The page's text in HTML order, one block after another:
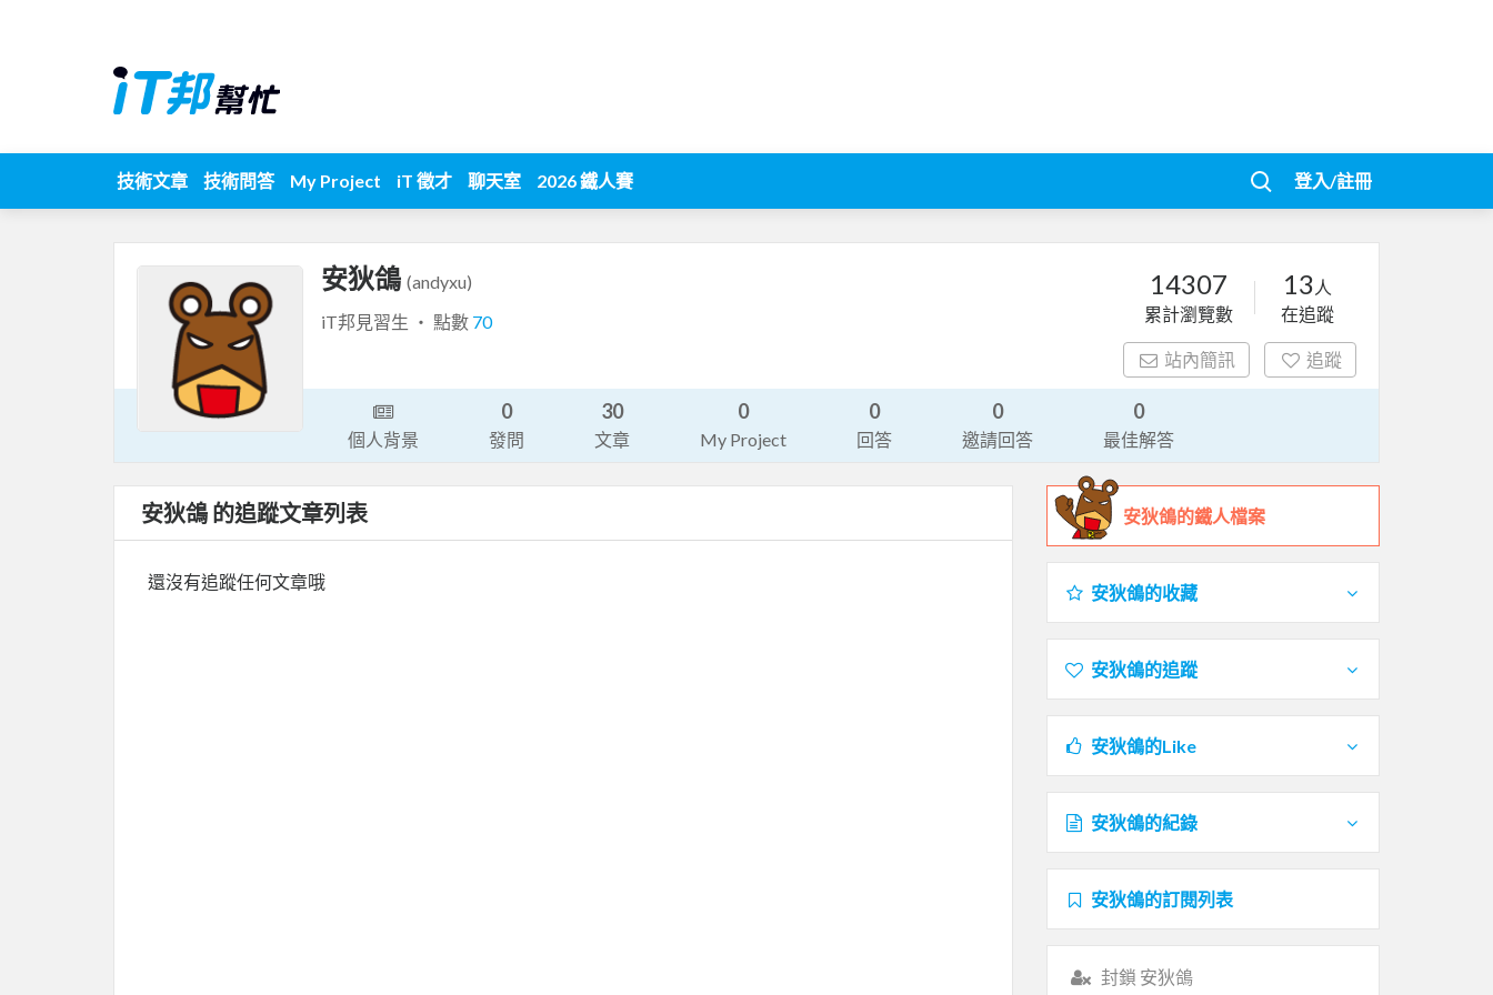
技術文章 技術問答 My Project iT 徵才 聊天室 2026 鐵人賽 登入/註冊
安狄鴿 (andyxu)
iT邦見習生 ‧ 點數 70
14307
累計瀏覽數
13 人
在追蹤
站內簡訊 追蹤
個人背景
0
發問
30
文章
0
My Project
0
回答
0
邀請回答
0
最佳解答
安狄鴿 的追蹤文章列表
還沒有追蹤任何文章哦
安狄鴿的鐵人檔案
安狄鴿的收藏
安狄鴿的追蹤
安狄鴿的Like
安狄鴿的紀錄
安狄鴿的訂閱列表
封鎖 安狄鴿